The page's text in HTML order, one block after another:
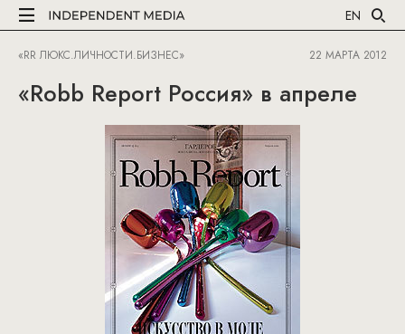
EN
«RR ЛЮКС.ЛИЧНОСТИ.БИЗНЕС» 22 МАРТА 2012
«Robb Report Россия» в апреле